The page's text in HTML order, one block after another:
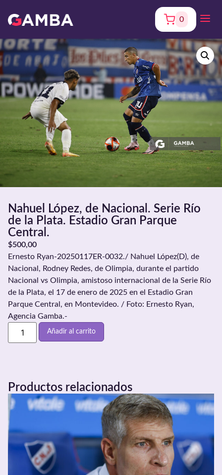
0
Nahuel López, de Nacional. Serie Río
de la Plata. Estadio Gran Parque
Central.
$500,00
Ernesto Ryan-20250117ER-0032./ Nahuel López(D), de
Nacional, Rodney Redes, de Olimpia, durante el partido
Nacional vs Olimpia, amistoso internacional de la Serie Río
de la Plata, el 17 de enero de 2025 en el Estadio Gran
Parque Central, en Montevideo. / Foto: Ernesto Ryan,
Agencia Gamba.-
Añadir al carrito
Productos relacionados